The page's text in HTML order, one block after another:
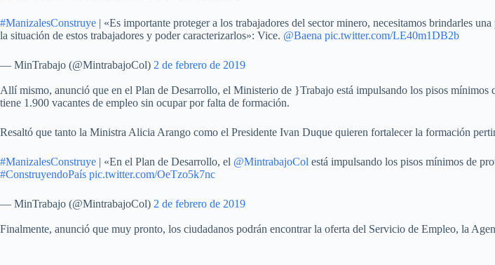
#ManizalesConstruye | «Es importante proteger a los trabajadores del sector minero, necesitamos brindarles
la situación de estos trabajadores y poder caracterizarlos»: Vice. @Baena pic.twitter.com/LE40m1DB2b
— MinTrabajo (@MintrabajoCol) 2 de febrero de 2019
Allí mismo, anunció que en el Plan de Desarrollo, el Ministerio de }Trabajo está impulsando los pisos
tiene 1.900 vacantes de empleo sin ocupar por falta de formación.
Resaltó que tanto la Ministra Alicia Arango como el Presidente Ivan Duque quieren fortalecer la formación
#ManizalesConstruye | «En el Plan de Desarrollo, el @MintrabajoCol está impulsando los pisos mínimos de
#ConstruyendoPaís pic.twitter.com/OeTzo5k7nc
— MinTrabajo (@MintrabajoCol) 2 de febrero de 2019
Finalmente, anunció que muy pronto, los ciudadanos podrán encontrar la oferta del Servicio de Empleo, la